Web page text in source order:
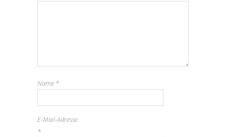
Name *
E-Mail-Adresse
*